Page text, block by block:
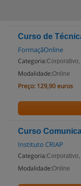
Curso de
FormaçãOnline
Categoria:
Modalidade:Online
Preço: 129,90 euros
Curso
Instituto CRIAP
Categoria:
Modalidade:Online